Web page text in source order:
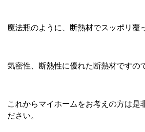
魔法瓶のように、断熱材でスッポリ覆
気密性、断熱性に優れた断熱材ですの
これからマイホームをお考えの方は是
ださい。